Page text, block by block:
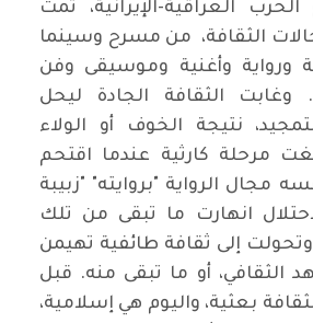
العراقية-الإيرانية، تمت
الثقافة، من مسرح وسينما
وأغنية وموسيقى وفن
وغابت الثقافة الجادة ليحل
نتيجة الخوف أو الولاء
مرحلة كارثية عندما اقتحم
الرواية "بروايته" "زبيبة
انهارت ما تبقى من تلك
وتحولت إلى ثقافة طائفية تهيمن
الثقافي، أو ما تبقى منه. قبل
كانت الثقافة بعثية، واليوم هي إسلامية،